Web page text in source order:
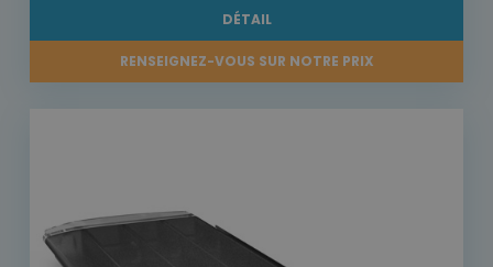
DÉTAIL
RENSEIGNEZ-VOUS SUR NOTRE PRIX